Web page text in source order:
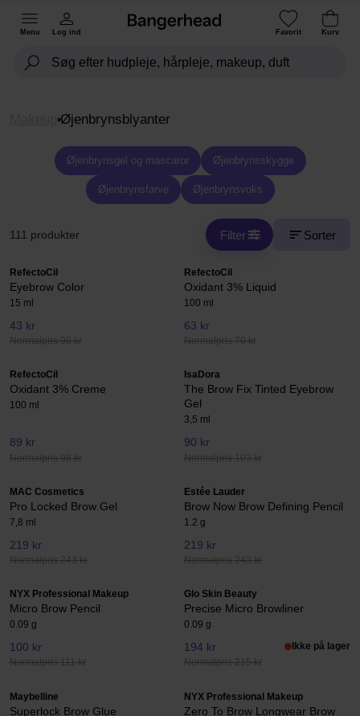
Menu Log ind Favorit Kurv
Øjenbrynsblyanter
Øjenbrynsgel og mascaror Øjenbrynsskygge
Øjenbrynsfarve Øjenbrynsvoks
111 produkter Filter Sorter
RefectoCil
Eyebrow Color
15 ml
43 kr
Normalpris 98 kr
RefectoCil
Oxidant 3% Liquid
100 ml
63 kr
Normalpris 70 kr
RefectoCil
Oxidant 3% Creme
100 ml
89 kr
Normalpris 98 kr
IsaDora
The Brow Fix Tinted Eyebrow
Gel
3,5 ml
90 kr
Normalpris 103 kr
MAC Cosmetics
Pro Locked Brow Gel
7,8 ml
219 kr
Normalpris 243 kr
Estée Lauder
Brow Now Brow Defining Pencil
1.2 g
219 kr
Normalpris 243 kr
NYX Professional Makeup
Micro Brow Pencil
0.09 g
100 kr
Normalpris 111 kr
Glo Skin Beauty
Precise Micro Browliner
0.09 g
194 kr
Normalpris 215 kr
Ikke på lager
Maybelline
Superlock Brow Glue
NYX Professional Makeup
Zero To Brow Longwear Brow